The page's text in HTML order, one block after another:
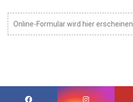
Online-Formular wird hier erscheinen